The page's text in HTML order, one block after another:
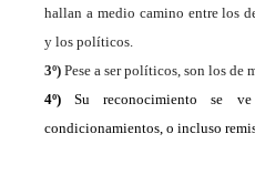
hallan a medio camino entre los
y los políticos.
3º) Pese a ser políticos, son los de
4º)Su reconocimiento se
condicionamientos, o incluso